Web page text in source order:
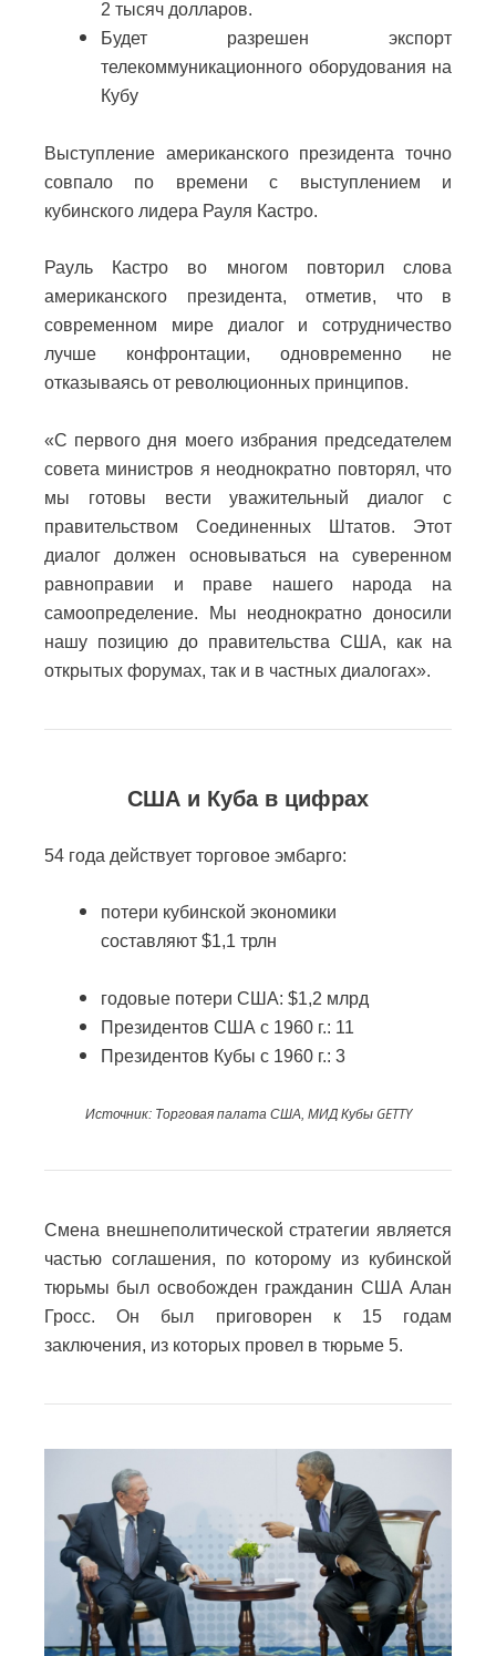
2 тысяч долларов.
Будет разрешен экспорт
телекоммуникационного оборудования на
Кубу
Выступление американского президента точно
совпало по времени с выступлением и
кубинского лидера Рауля Кастро.
Рауль Кастро во многом повторил слова
американского президента, отметив, что в
современном мире диалог и сотрудничество
лучше конфронтации, одновременно не
отказываясь от революционных принципов.
«С первого дня моего избрания председателем
совета министров я неоднократно повторял, что
мы готовы вести уважительный диалог с
правительством Соединенных Штатов. Этот
диалог должен основываться на суверенном
равноправии и праве нашего народа на
самоопределение. Мы неоднократно доносили
нашу позицию до правительства США, как на
открытых форумах, так и в частных диалогах».
США и Куба в цифрах
54 года действует торговое эмбарго:
потери кубинской экономики
составляют $1,1 трлн
годовые потери США: $1,2 млрд
Президентов США с 1960 г.: 11
Президентов Кубы с 1960 г.: 3
Источник: Торговая палата США, МИД Кубы GETTY
Смена внешнеполитической стратегии является
частью соглашения, по которому из кубинской
тюрьмы был освобожден гражданин США Алан
Гросс.Он был приговорен к 15 годам
заключения, из которых провел в тюрьме 5.